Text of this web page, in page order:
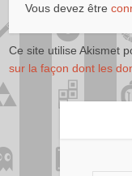
Vous devez être
Ce site utilise Akismet
sur la façon dont les